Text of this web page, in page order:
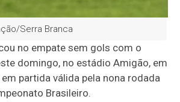
Serra Branca
no empate sem gols com o
domingo, no estádio Amigão, em
em partida válida pela nona rodada
Brasileiro.